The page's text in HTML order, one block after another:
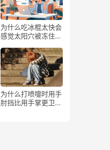
为什么吃冰棍太快会
感觉太阳穴被冻住了
为什么打喷嚏时用手
肘挡比用手掌更卫